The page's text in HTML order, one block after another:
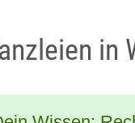
in